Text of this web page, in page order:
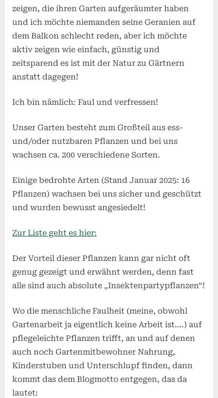
zeigen, die ihren Garten aufgeräumter haben
und ich möchte niemanden seine Geranien auf
dem Balkon schlecht reden, aber ich möchte
aktiv zeigen wie einfach, günstig und
zeitsparend es ist mit der Natur zu Gärtnern
anstatt dagegen!
Ich bin nämlich: Faul und verfressen!
Unser Garten besteht zum Großteil aus ess-
und/oder nutzbaren Pflanzen und bei uns
wachsen ca. 200 verschiedene Sorten.
Einige bedrohte Arten (Stand Januar 2025: 16
Pflanzen) wachsen bei uns sicher und geschützt
und wurden bewusst angesiedelt!
Zur Liste geht es hier:
Der Vorteil dieser Pflanzen kann gar nicht oft
genug gezeigt und erwähnt werden, denn fast
alle sind auch absolute „Insektenpartypflanzen“!
Wo die menschliche Faulheit (meine, obwohl
Gartenarbeit ja eigentlich keine Arbeit ist….) auf
pflegeleichte Pflanzen trifft, an und auf denen
auch noch Gartenmitbewohner Nahrung,
Kinderstuben und Unterschlupf finden, dann
kommt das dem Blogmotto entgegen, das da
lautet: